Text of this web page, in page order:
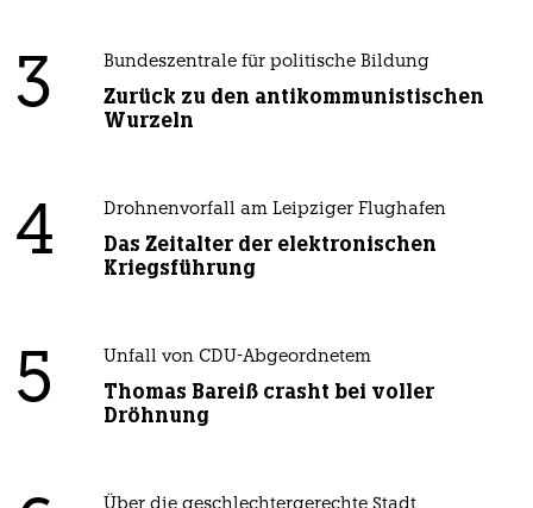
3 Bundeszentrale für politische Bildung
Zurück zu den antikommunistischen
Wurzeln
4 Drohnenvorfall am Leipziger Flughafen
Das Zeitalter der elektronischen
Kriegsführung
5 Unfall von CDU-Abgeordnetem
Thomas Bareiß crasht bei voller
Dröhnung